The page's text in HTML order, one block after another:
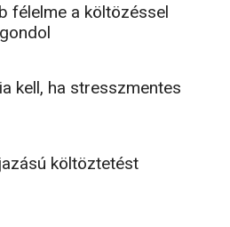
félelme a költözéssel
kell, ha stresszmentes
költöztetést